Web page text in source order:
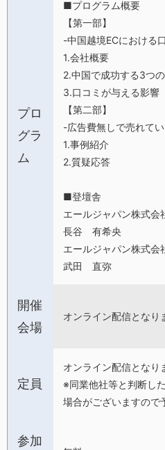
プロ
グラ
ム
■プログラム概要
【第一部】
-中国越境ECにおける
1.会社概要
2.中国で成功する3つ
3.口コミが与える影響
【第二部】
-広告費無しで売れて
1.事例紹介
2.質疑応答
■登壇舎
エールジャパン株式
長谷 有希央
エールジャパン株式
武田 直弥
開催
会場
オンライン配信となり
定員
オンライン配信となり
※同業他社等と判断し
場合がございますので
参加